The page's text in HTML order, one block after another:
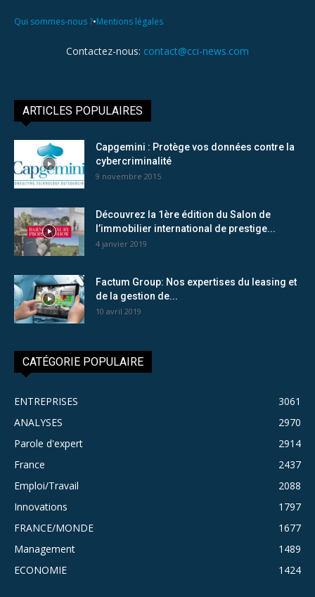
Qui sommes-nous ?•Mentions légales
Contactez-nous: contact@cci-news.com
ARTICLES POPULAIRES
Capgemini : Protège vos données contre la
cybercriminalité
9 novembre 2015
Découvrez la 1ère édition du Salon de
l’immobilier international de prestige...
4 janvier 2019
Factum Group: Nos expertises du leasing et
de la gestion de...
10 avril 2019
CATÉGORIE POPULAIRE
ENTREPRISES
3061
ANALYSES
2970
Parole d'expert
2914
France
2437
Emploi/Travail
2088
Innovations
1797
FRANCE/MONDE
1677
Management
1489
ECONOMIE
1424